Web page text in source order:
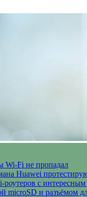
Wi-Fi не пропадал
Huawei
с
microSD и разъёмом